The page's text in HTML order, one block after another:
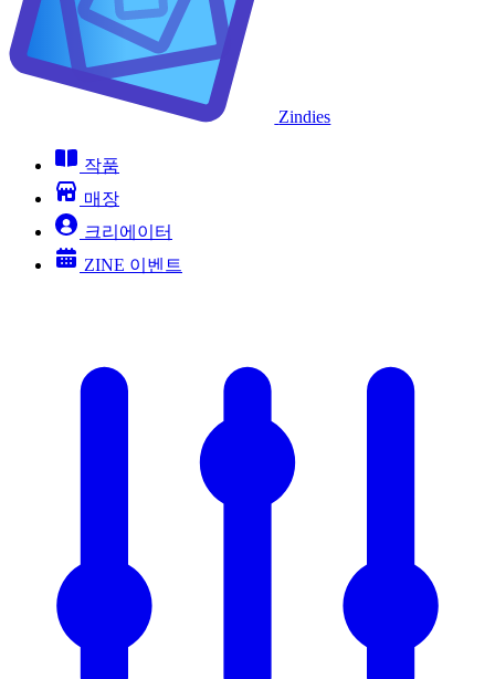
Zindies
작품
매장
크리에이터
ZINE 이벤트